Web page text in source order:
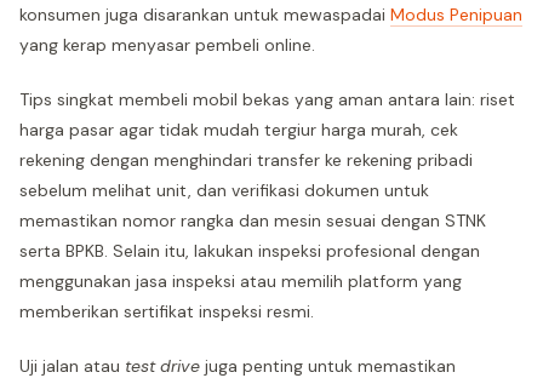
konsumen juga disarankan untuk mewaspadai Modus Penipuan
yang kerap menyasar pembeli online.
Tips singkat membeli mobil bekas yang aman antara lain: riset
harga pasar agar tidak mudah tergiur harga murah, cek
rekening dengan menghindari transfer ke rekening pribadi
sebelum melihat unit, dan verifikasi dokumen untuk
memastikan nomor rangka dan mesin sesuai dengan STNK
serta BPKB. Selain itu, lakukan inspeksi profesional dengan
menggunakan jasa inspeksi atau memilih platform yang
memberikan sertifikat inspeksi resmi.
Uji jalan atau test drive juga penting untuk memastikan